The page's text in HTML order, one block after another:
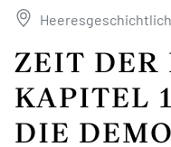
ZEIT DER
KAPITEL
DIE